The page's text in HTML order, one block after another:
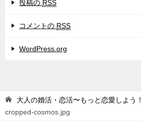
投稿の RSS
コメントの RSS
WordPress.org
大人の婚活・恋活〜もっと恋愛しよう！
cropped-cosmos.jpg